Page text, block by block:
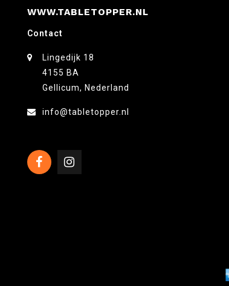
WWW.TABLETOPPER.NL
Contact
Lingedijk 18
4155 BA
Gellicum, Nederland
info@tabletopper.nl